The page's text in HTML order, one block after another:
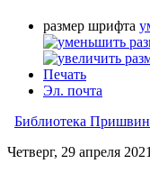
размер шрифта
Печать
Эл. почта
Библиотека
Четверг, 29 апреля